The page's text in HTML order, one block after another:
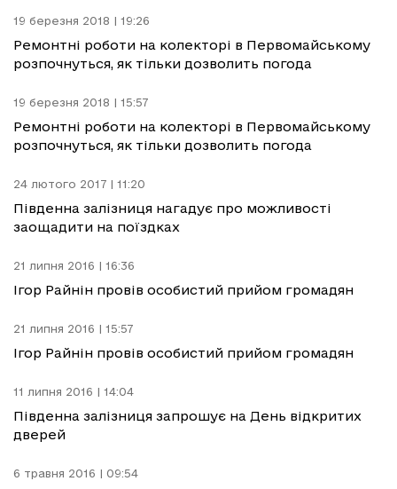
19 березня 2018 | 19:26
Ремонтні роботи на колекторі в Первомайському
розпочнуться, як тільки дозволить погода
19 березня 2018 | 15:57
Ремонтні роботи на колекторі в Первомайському
розпочнуться, як тільки дозволить погода
24 лютого 2017 | 11:20
Південна залізниця нагадує про можливості
заощадити на поїздках
21 липня 2016 | 16:36
Ігор Райнін провів особистий прийом громадян
21 липня 2016 | 15:57
Ігор Райнін провів особистий прийом громадян
11 липня 2016 | 14:04
Південна залізниця запрошує на День відкритих
дверей
6 травня 2016 | 09:54